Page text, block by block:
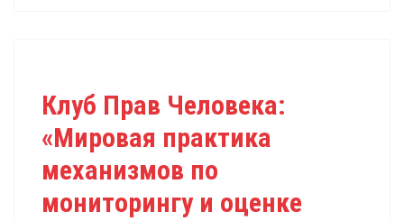
Клуб Прав Человека:
«Мировая практика
механизмов по
мониторингу и оценке